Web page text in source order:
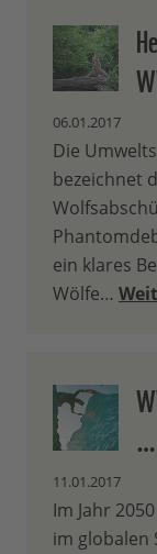
06.01.2017
Die
bezeichnet
ein klares
Wölfe…
…
11.01.2017
Im Jahr
im globalen